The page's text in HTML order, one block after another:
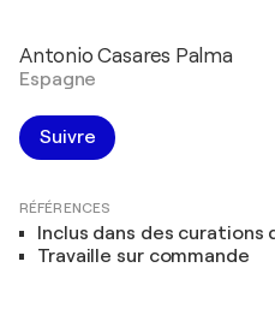
Antonio Casares Palma
Espagne
Suivre
RÉFÉRENCES
Inclus dans des curations
Travaille sur commande